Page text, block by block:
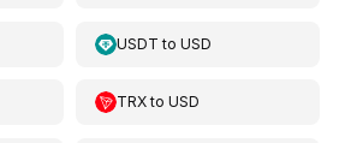
USDT toUSD
TRXtoUSD